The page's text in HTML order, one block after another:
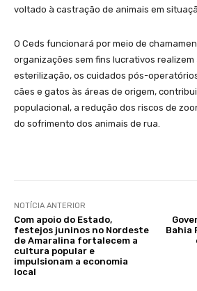
voltado à castração de animais em
O Ceds funcionará por meio de
organizações sem fins lucrativos realizem
esterilização, os cuidados pós-
cães e gatos às áreas de origem,
populacional, a redução dos riscos de
do sofrimento dos animais de rua.
NOTÍCIA ANTERIOR
Com apoio do Estado,
festejos juninos no Nordeste
de Amaralina fortalecem a
cultura popular e
impulsionam a economia
local
Bahia